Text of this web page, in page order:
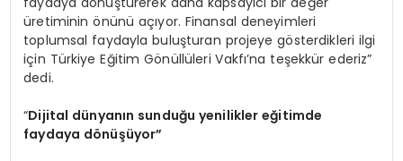
üretiminin önünü açıyor. Finansal deneyimleri
toplumsal faydayla buluşturan projeye gösterdikleri ilgi
için Türkiye Eğitim Gönüllüleri Vakfı’na teşekkür ederiz”
dedi.
“Dijital dünyanın sunduğu yenilikler eğitimde
faydaya dönüşüyor”